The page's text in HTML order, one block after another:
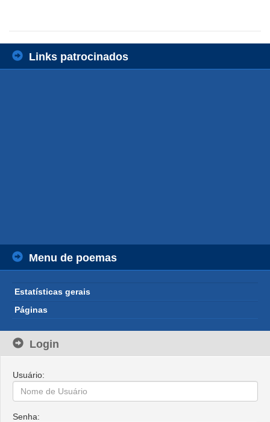
Links patrocinados
Menu de poemas
Estatísticas gerais
Páginas
Login
Usuário:
Senha: